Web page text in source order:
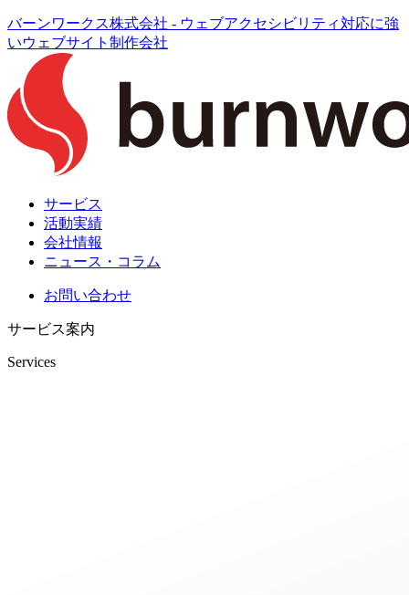
バーンワークス株式会社 - ウェブアクセシビリティ対応に強
いウェブサイト制作会社
サービス
活動実績
会社情報
ニュース・コラム
お問い合わせ
サービス案内
Services